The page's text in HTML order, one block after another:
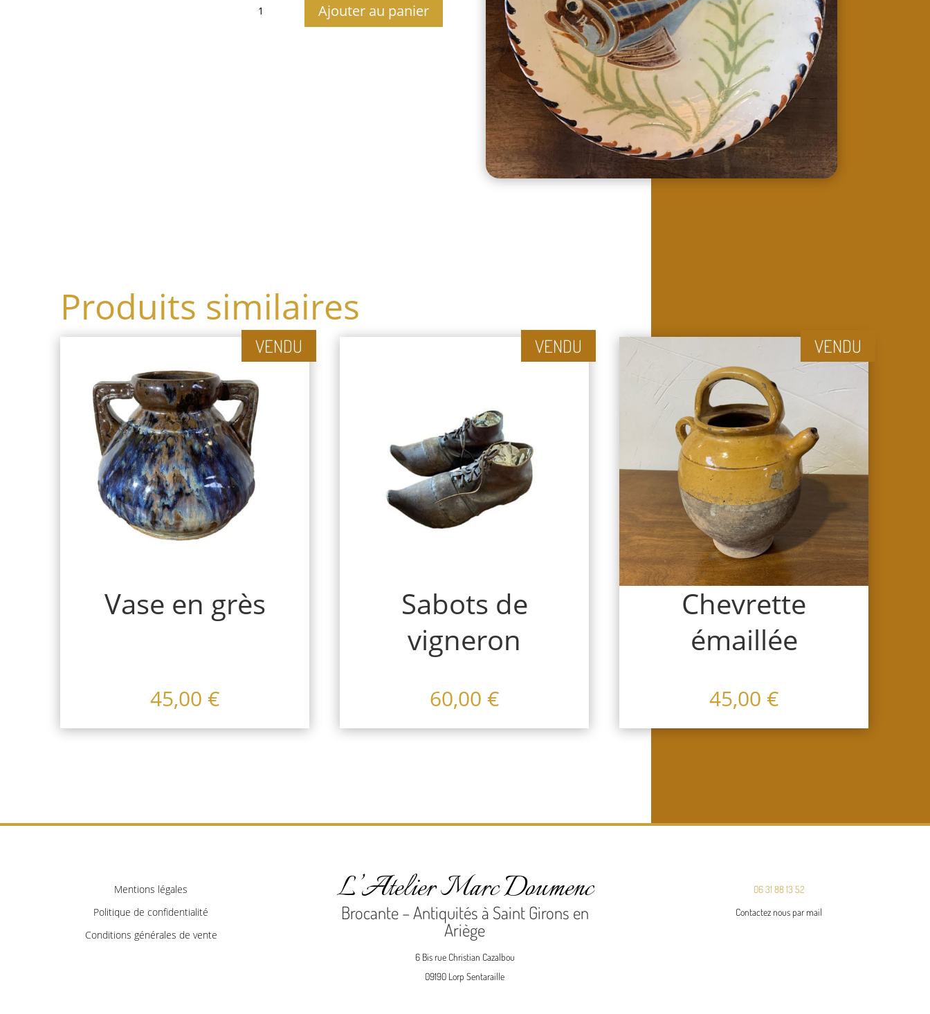
Ajouter au panier
Produits similaires
VENDU
Vase en grès
45,00 €
VENDU
Sabots de
vigneron
60,00 €
VENDU
Chevrette
émaillée
45,00 €
Mentions légales
Politique de confidentialité
Conditions générales de vente
L’Atelier Marc Doumenc
Brocante – Antiquités à Saint Girons en
Ariège
6 Bis rue Christian Cazalbou
09190 Lorp Sentaraille
06 31 88 13 52
Contactez nous par mail